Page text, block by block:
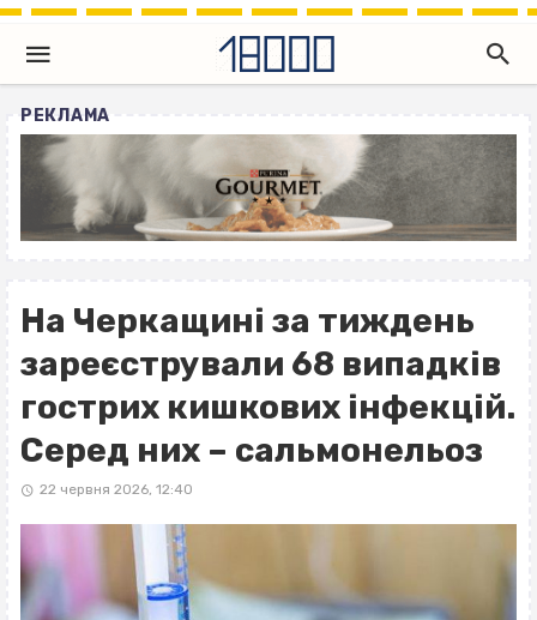
РЕКЛАМА
На Черкащині за тиждень
зареєстрували 68 випадків
гострих кишкових інфекцій.
Серед них – сальмонельоз
22 червня 2026, 12:40